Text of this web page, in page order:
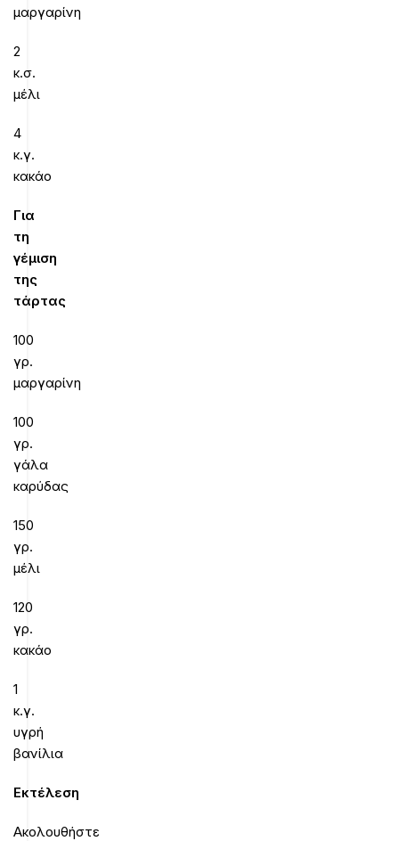
μαργαρίνη
2
κ.σ.
μέλι
4
κ.γ.
κακάο
Για
τη
γέμιση
της
τάρτας
100
γρ.
μαργαρίνη
100
γρ.
γάλα
καρύδας
150
γρ.
μέλι
120
γρ.
κακάο
1
κ.γ.
υγρή
βανίλια
Εκτέλεση
Ακολουθήστε